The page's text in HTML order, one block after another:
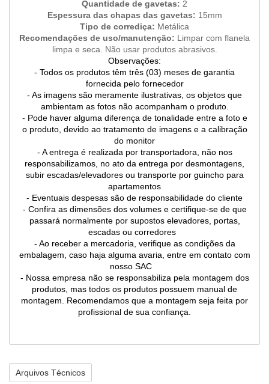
Quantidade de gavetas: 2
Espessura das chapas das gavetas: 15mm
Tipo de corrediça: Metálica
Recomendações de uso/manutenção: Limpar com flanela
limpa e seca. Não usar produtos abrasivos.
Observações:
- Todos os produtos têm três (03) meses de garantia
fornecida pelo fornecedor
- As imagens são meramente ilustrativas, os objetos que
ambientam as fotos não acompanham o produto.
- Pode haver alguma diferença de tonalidade entre a foto e
o produto, devido ao tratamento de imagens e a calibração
do monitor
- A entrega é realizada por transportadora, não nos
responsabilizamos, no ato da entrega por desmontagens,
subir escadas/elevadores ou transporte por guincho para
apartamentos
- Eventuais despesas são de responsabilidade do cliente
- Confira as dimensões dos volumes e certifique-se de que
passará normalmente por supostos elevadores, portas,
escadas ou corredores
- Ao receber a mercadoria, verifique as condições da
embalagem, caso haja alguma avaria, entre em contato com
nosso SAC
- Nossa empresa não se responsabiliza pela montagem dos
produtos, mas todos os produtos possuem manual de
montagem. Recomendamos que a montagem seja feita por
profissional de sua confiança.
Arquivos Técnicos